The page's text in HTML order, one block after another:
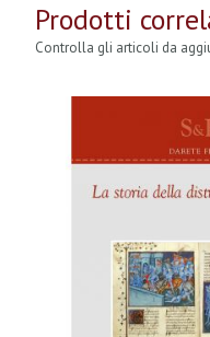
Prodotti
Controlla gli articoli da